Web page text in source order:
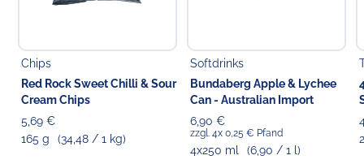
Chips
Red Rock Sweet Chilli & Sour
Cream Chips
5,69 €
165 g
(34,48 / 1 kg)
Softdrinks
Bundaberg Apple & Lychee
Can - Australian Import
6,90 €
zzgl. 4x 0,25 € Pfand
4x250 ml (6,90 / 1 l)